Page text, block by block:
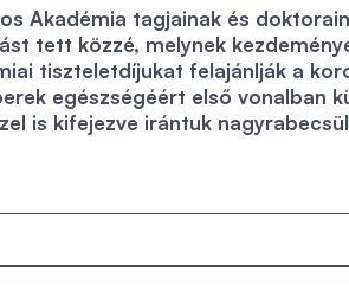
Akadémia tagjainak és
tett közzé, melynek
tiszteletdíjukat felajánlják a
egészségéért első vonalban
is kifejezve irántuk